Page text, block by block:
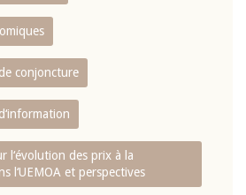
conjoncture
l‘évolution des prix à la
l‘UEMOA et perspectives